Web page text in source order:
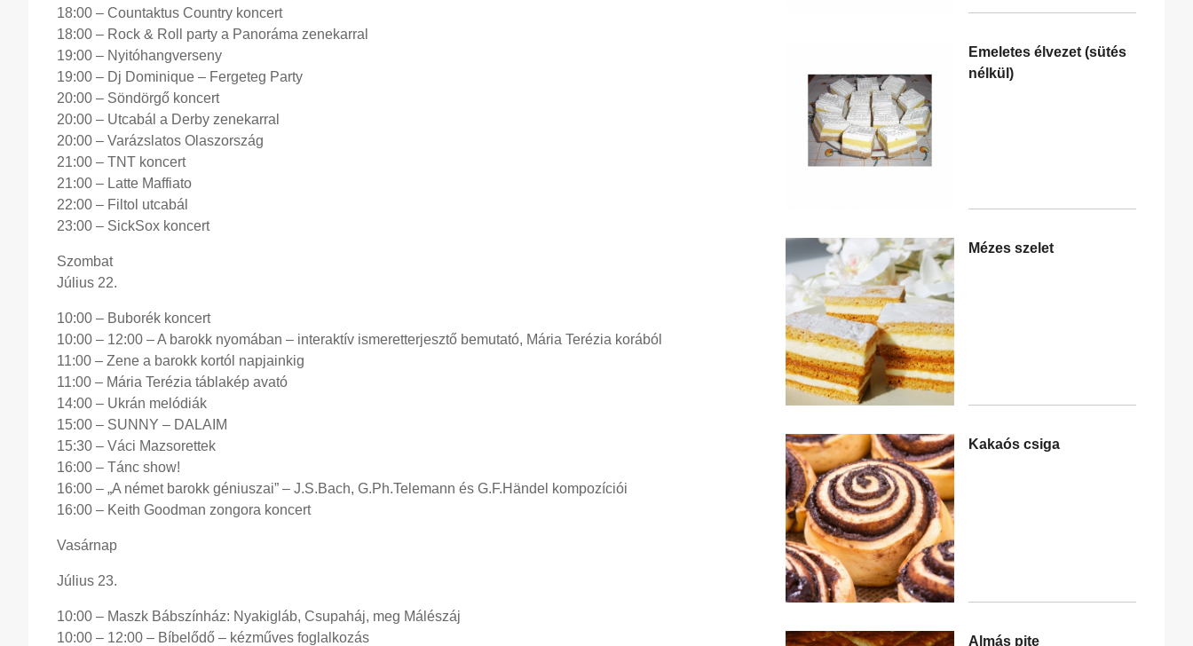
18:00 – Countaktus Country koncert
18:00 – Rock & Roll party a Panoráma zenekarral
19:00 – Nyitóhangverseny
19:00 – Dj Dominique – Fergeteg Party
20:00 – Söndörgő koncert
20:00 – Utcabál a Derby zenekarral
20:00 – Varázslatos Olaszország
21:00 – TNT koncert
21:00 – Latte Maffiato
22:00 – Filtol utcabál
23:00 – SickSox koncert
Szombat
Július 22.
10:00 – Buborék koncert
10:00 – 12:00 – A barokk nyomában – interaktív ismeretterjesztő bemutató, Mária Terézia korából
11:00 – Zene a barokk kortól napjainkig
11:00 – Mária Terézia táblakép avató
14:00 – Ukrán melódiák
15:00 – SUNNY – DALAIM
15:30 – Váci Mazsorettek
16:00 – Tánc show!
16:00 – „A német barokk géniuszai” – J.S.Bach, G.Ph.Telemann és G.F.Händel kompozíciói
16:00 – Keith Goodman zongora koncert
Vasárnap
Július 23.
10:00 – Maszk Bábszínház: Nyakigláb, Csupaháj, meg Málészáj
10:00 – 12:00 – Bíbelődő – kézműves foglalkozás
Emeletes élvezet (sütés
nélkül)
Mézes szelet
Kakaós csiga
Almás pite